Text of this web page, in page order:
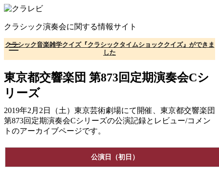
コ
テ
ン
ツ
へ
移
動
クラシック演奏会に関する情報サイト
クラシック音楽雑学クイズ『クラシックタイムショッククイズ』ができま
した
東京都交響楽団 第873回定期演奏会Cシ
リーズ
2019年2月2日（土）東京芸術劇場にて開催、東京都交響楽団
第873回定期演奏会Cシリーズの公演記録とレビュー/コメン
トのアーカイブページです。
公演日（初日）